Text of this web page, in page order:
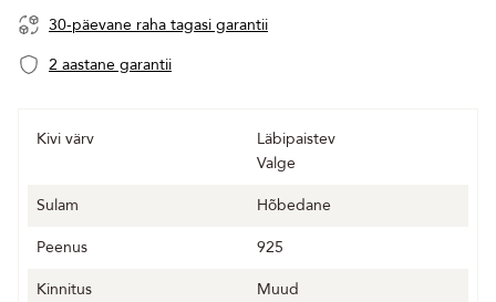
30-päevane raha tagasi garantii
2 aastane garantii
Kivi värv
Läbipaistev
Valge
Sulam
Hõbedane
Peenus
925
Kinnitus
Muud